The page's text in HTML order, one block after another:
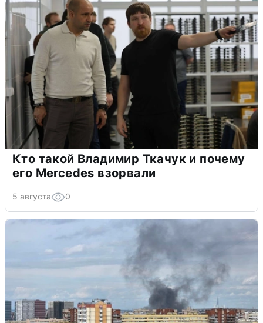
Кто такой Владимир Ткачук и почему
его Mercedes взорвали
5 августа 0